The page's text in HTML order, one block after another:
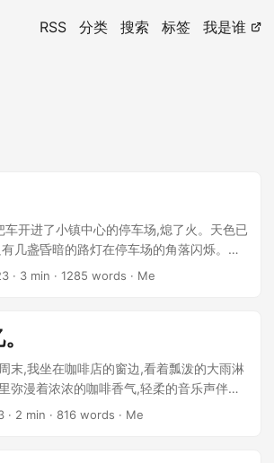
RSS 分类 搜索 标签 我是谁
车开进了小镇中心的停车场,熄了火。天色已
几盏昏暗的路灯在停车场的角落闪烁。杰
不要下车。一个月前,他和女朋友莉娜分手
· 3 min · 1285 words · Me
末,我坐在咖啡店的窗边,看着瓢泼的大雨淋
弥漫着浓浓的咖啡香气,轻柔的音乐声伴着
都安静下来。 ...
· 2 min · 816 words · Me